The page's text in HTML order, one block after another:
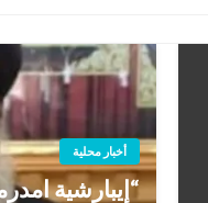
أخبار محلية
“إيبارشية